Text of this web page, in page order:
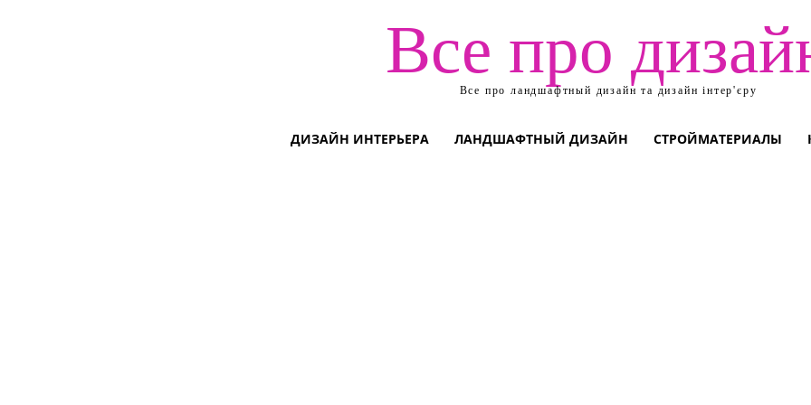
Все про
Все про ландшафтный дизайн та дизайн інтер'єру
ДИЗАЙН ИНТЕРЬЕРА ЛАНДШАФТНЫЙ ДИЗАЙН СТРОЙМАТЕРИАЛЫ